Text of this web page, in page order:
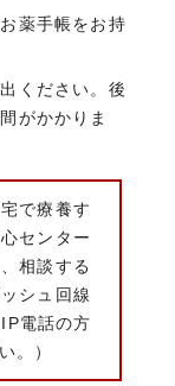
薬手帳をお持
ください。後
がかかりま
で療養す
センター
相談する
シュ回線
電話の方
。）